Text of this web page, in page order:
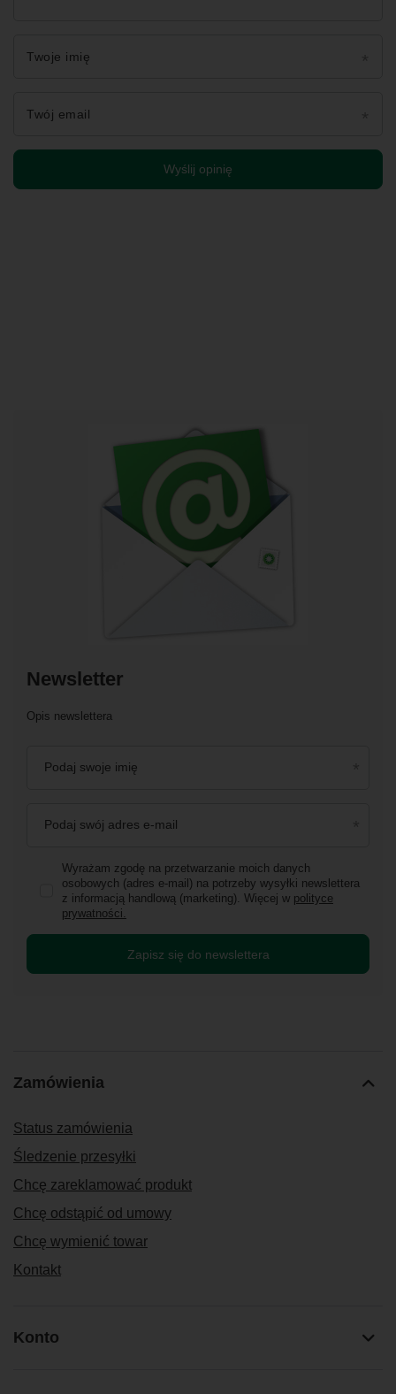
Twoje imię
Twój email
Wyślij opinię
Newsletter
Opis newslettera
Podaj swoje imię
Podaj swój adres e-mail
Wyrażam zgodę na przetwarzanie moich danych
osobowych (adres e-mail) na potrzeby wysyłki newslettera
z informacją handlową (marketing). Więcej w polityce
prywatności.
Zapisz się do newslettera
Zamówienia
Status zamówienia
Śledzenie przesyłki
Chcę zareklamować produkt
Chcę odstąpić od umowy
Chcę wymienić towar
Kontakt
Konto